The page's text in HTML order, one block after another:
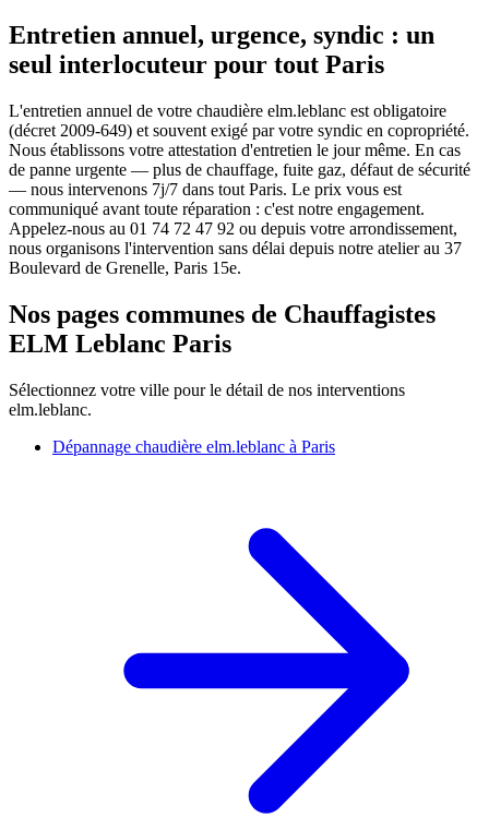
Entretien annuel, urgence, syndic : un
seul interlocuteur pour tout Paris
L'entretien annuel de votre chaudière elm.leblanc est obligatoire
(décret 2009-649) et souvent exigé par votre syndic en copropriété.
Nous établissons votre attestation d'entretien le jour même. En cas
de panne urgente — plus de chauffage, fuite gaz, défaut de sécurité
— nous intervenons 7j/7 dans tout Paris. Le prix vous est
communiqué avant toute réparation : c'est notre engagement.
Appelez-nous au 01 74 72 47 92 ou depuis votre arrondissement,
nous organisons l'intervention sans délai depuis notre atelier au 37
Boulevard de Grenelle, Paris 15e.
Nos pages communes de Chauffagistes
ELM Leblanc Paris
Sélectionnez votre ville pour le détail de nos interventions
elm.leblanc.
Dépannage chaudière elm.leblanc à Paris